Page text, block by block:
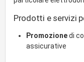
Prodotti e servizi
Promozionedi
assicurative